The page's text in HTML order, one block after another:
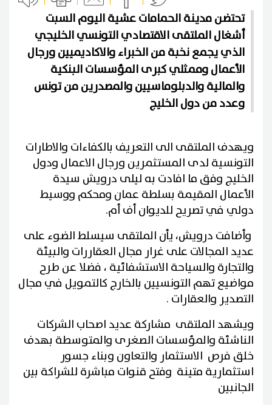
تحتضن مدينة الحمامات عشية اليوم السبت
أشغال الملتقى الاقتصادي التونسي الخليجي
الذي يجمع نخبة من الخبراء والاكاديميين ورجال
الأعمال وممثلي كبرى المؤسسات البنكية
والمالية والدبلوماسيين والمصدرين من تونس
وعدد من دول الخليج
ويهدف الملتقى الى التعريف بالكفاءات والاطارات
التونسية لدى المستثمرين ورجال الاعمال ودول
الخليج وفق ما افادت به ليلى درويش سيدة
الأعمال المقيمة بسلطة عمان ومحكم ووسيط
دولي في تصريح للديوان أف أم.
وأضافت درويش، يأن الملتقى سيسلط الضوء على
عديد المجالات على غرار مجال العقاررات والبيئة
والتجارة والسياحة الاستشفائية ، فضلا عن طرح
مواضيع تهم التونسيين بالخارج كالتمويل في مجال
التصدير والعقارات .
ويشهد الملتقى مشاركة عديد اصحاب الشركات
الناشئة والمؤسسات الصغرى والمتوسطة بهدف
خلق فرص الاستثمار والتعاون وبناء جسور
استثمارية متينة وفتح قنوات مباشرة للشراكة بين
الجانبين